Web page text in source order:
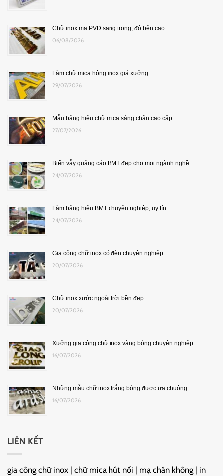
Chữ inox mạ PVD sang trọng, độ bền cao
06/08/2026
Làm chữ mica hông inox giá xưởng
29/07/2026
Mẫu bảng hiệu chữ mica sáng chân cao cấp
27/07/2026
Biển vẫy quảng cáo BMT đẹp cho mọi ngành nghề
24/07/2026
Làm bảng hiệu BMT chuyên nghiệp, uy tín
24/07/2026
Gia công chữ inox có đèn chuyên nghiệp
20/07/2026
Chữ inox xước ngoài trời bền đẹp
20/07/2026
Xưởng gia công chữ inox vàng bóng chuyên nghiệp
16/07/2026
Những mẫu chữ inox trắng bóng được ưa chuộng
16/07/2026
LIÊN KẾT
gia công chữ inox | chữ mica hút nổi | mạ chân không | in